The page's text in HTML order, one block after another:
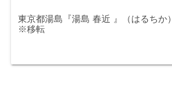
東京都湯島『湯島 春近 』（はるちか）
※移転